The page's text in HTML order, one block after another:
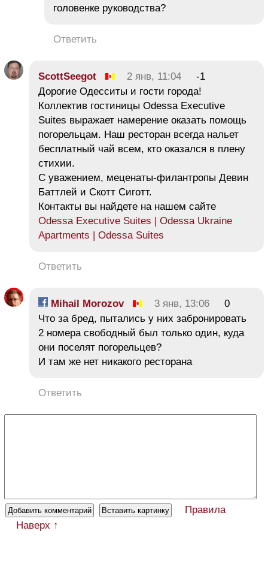
головенке руководства?
Ответить
ScottSeegot 2 янв, 11:04
-1
Дорогие Одесситы и гости города!
Коллектив гостиницы Odessa Executive
Suites выражает намерение оказать помощь
погорельцам. Наш ресторан всегда нальет
бесплатный чай всем, кто оказался в плену
стихии.
С уважением, меценаты-филантропы Девин
Баттлей и Скотт Сиготт.
Контакты вы найдете на нашем сайте
Odessa Executive Suites | Odessa Ukraine
Apartments | Odessa Suites
Ответить
Mihail Morozov 3 янв, 13:06
0
Что за бред, пытались у них забронировать
2 номера свободный был только один, куда
они поселят погорельцев?
И там же нет никакого ресторана
Ответить
Правила
Наверх ↑